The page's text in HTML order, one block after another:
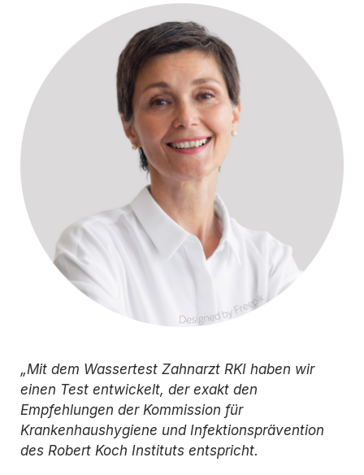
„Mit dem Wassertest Zahnarzt RKI haben wir
einen Test entwickelt, der exakt den
Empfehlungen der Kommission für
Krankenhaushygiene und Infektionsprävention
des Robert Koch Instituts entspricht.